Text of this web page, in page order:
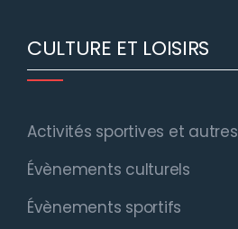
CULTURE ET LOISIRS
Activités sportives et autres
Évènements culturels
Évènements sportifs